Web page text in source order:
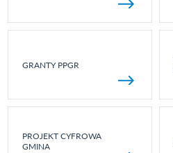
GRANTY PPGR
PROJEKT CYFROWA
GMINA